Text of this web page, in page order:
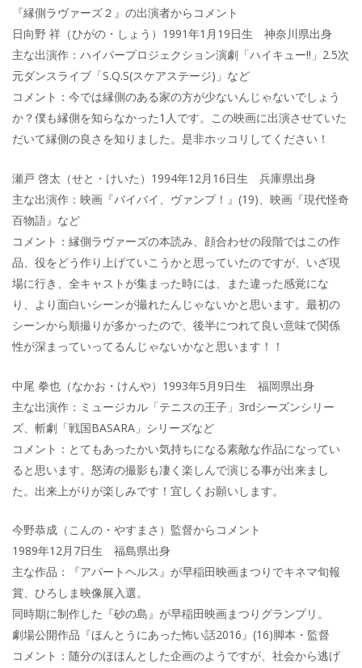
『縁側ラヴァーズ２』の出演者からコメント
日向野 祥（ひがの・しょう）1991年1月19日生 神奈川県出身
主な出演作：ハイパープロジェクション演劇「ハイキュー!!」2.5次
元ダンスライブ「S.Q.S(スケアステージ)」など
コメント：今では縁側のある家の方が少ないんじゃないでしょう
か？僕も縁側を知らなかった1人です。この映画に出演させていた
だいて縁側の良さを知りました。是非ホッコリしてください！
瀬戸 啓太（せと・けいた）1994年12月16日生 兵庫県出身
主な出演作：映画『バイバイ、ヴァンプ！』(19)、映画『現代怪奇
百物語』など
コメント：縁側ラヴァーズの本読み、顔合わせの段階ではこの作
品、役をどう作り上げていこうかと思っていたのですが、いざ現
場に行き、全キャストが集まった時には、また違った感覚にな
り、より面白いシーンが撮れたんじゃないかと思います。最初の
シーンから順撮りが多かったので、後半につれて良い意味で関係
性が深まっていってるんじゃないかなと思います！！
中尾 拳也（なかお・けんや）1993年5月9日生 福岡県出身
主な出演作：ミュージカル「テニスの王子」3rdシーズンシリー
ズ、斬劇「戦国BASARA」シリーズなど
コメント：とてもあったかい気持ちになる素敵な作品になってい
ると思います。怒涛の撮影も凄く楽しんで演じる事が出来まし
た。出来上がりが楽しみです！宜しくお願いします。
今野恭成（こんの・やすまさ）監督からコメント
1989年12月7日生 福島県出身
主な作品：『アパートヘルス』が早稲田映画まつりでキネマ旬報
賞、ひろしま映像展入選。
同時期に制作した『砂の島』が早稲田映画まつりグランプリ。
劇場公開作品『ほんとうにあった怖い話2016』(16)脚本・監督
コメント：随分のほほんとした企画のようですが、社会から逃げ